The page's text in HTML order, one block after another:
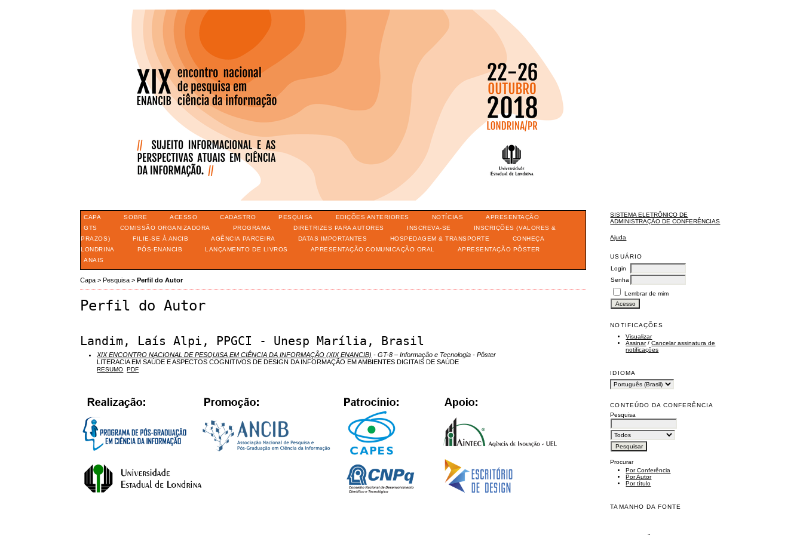
SISTEMA ELETRÔNICO DE
ADMINISTRAÇÃO DE CONFERÊNCIAS
Ajuda
USUÁRIO
Login
Senha
Lembrar de mim
NOTIFICAÇÕES
Visualizar
Assinar/Cancelar assinatura de
notificações
IDIOMA
CONTEÚDO DA CONFERÊNCIA
Pesquisa
Procurar
Por Conferência
Por Autor
Por título
TAMANHO DA FONTE
CAPA SOBRE ACESSO CADASTRO PESQUISA EDIÇÕES ANTERIORES NOTÍCIAS
APRESENTAÇÃO
GTS
COMISSÃO ORGANIZADORA PROGRAMA DIRETRIZES PARA AUTORES INSCREVA-SE
INSCRIÇÕES (VALORES &
PRAZOS)
FILIE-SE À ANCIB AGÊNCIA PARCEIRA DATAS IMPORTANTES HOSPEDAGEM & TRANSPORTE
CONHEÇA
LONDRINA
PÓS-ENANCIB LANÇAMENTO DE LIVROS APRESENTAÇÃO COMUNICAÇÃO ORAL
APRESENTAÇÃO PÔSTER
ANAIS
Capa >Pesquisa >Perfil do Autor
Perfil do Autor
Landim, Laís Alpi, PPGCI - Unesp Marília, Brasil
XIX ENCONTRO NACIONAL DE PESQUISA EM CIÊNCIA DA INFORMAÇÃO (XIX ENANCIB) - GT-8 – Informação e Tecnologia - Pôster
LITERACIA EM SAÚDE E ASPECTOS COGNITIVOS DE DESIGN DA INFORMAÇÃO EM AMBIENTES DIGITAIS DE SAÚDE
RESUMO PDF